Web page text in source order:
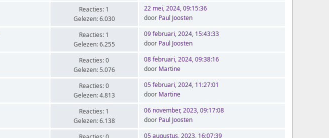
Reacties: 1
Gelezen: 6.030
22 mei, 2024, 09:15:36
door Paul Joosten
Reacties: 1
Gelezen: 6.255
09 februari, 2024, 15:43:33
door Paul Joosten
Reacties: 0
Gelezen: 5.076
08 februari, 2024, 09:38:16
door Martine
Reacties: 0
Gelezen: 4.813
05 februari, 2024, 11:27:01
door Martine
Reacties: 1
Gelezen: 6.138
06 november, 2023, 09:17:08
door Paul Joosten
05 augustus, 2023, 16:07:39